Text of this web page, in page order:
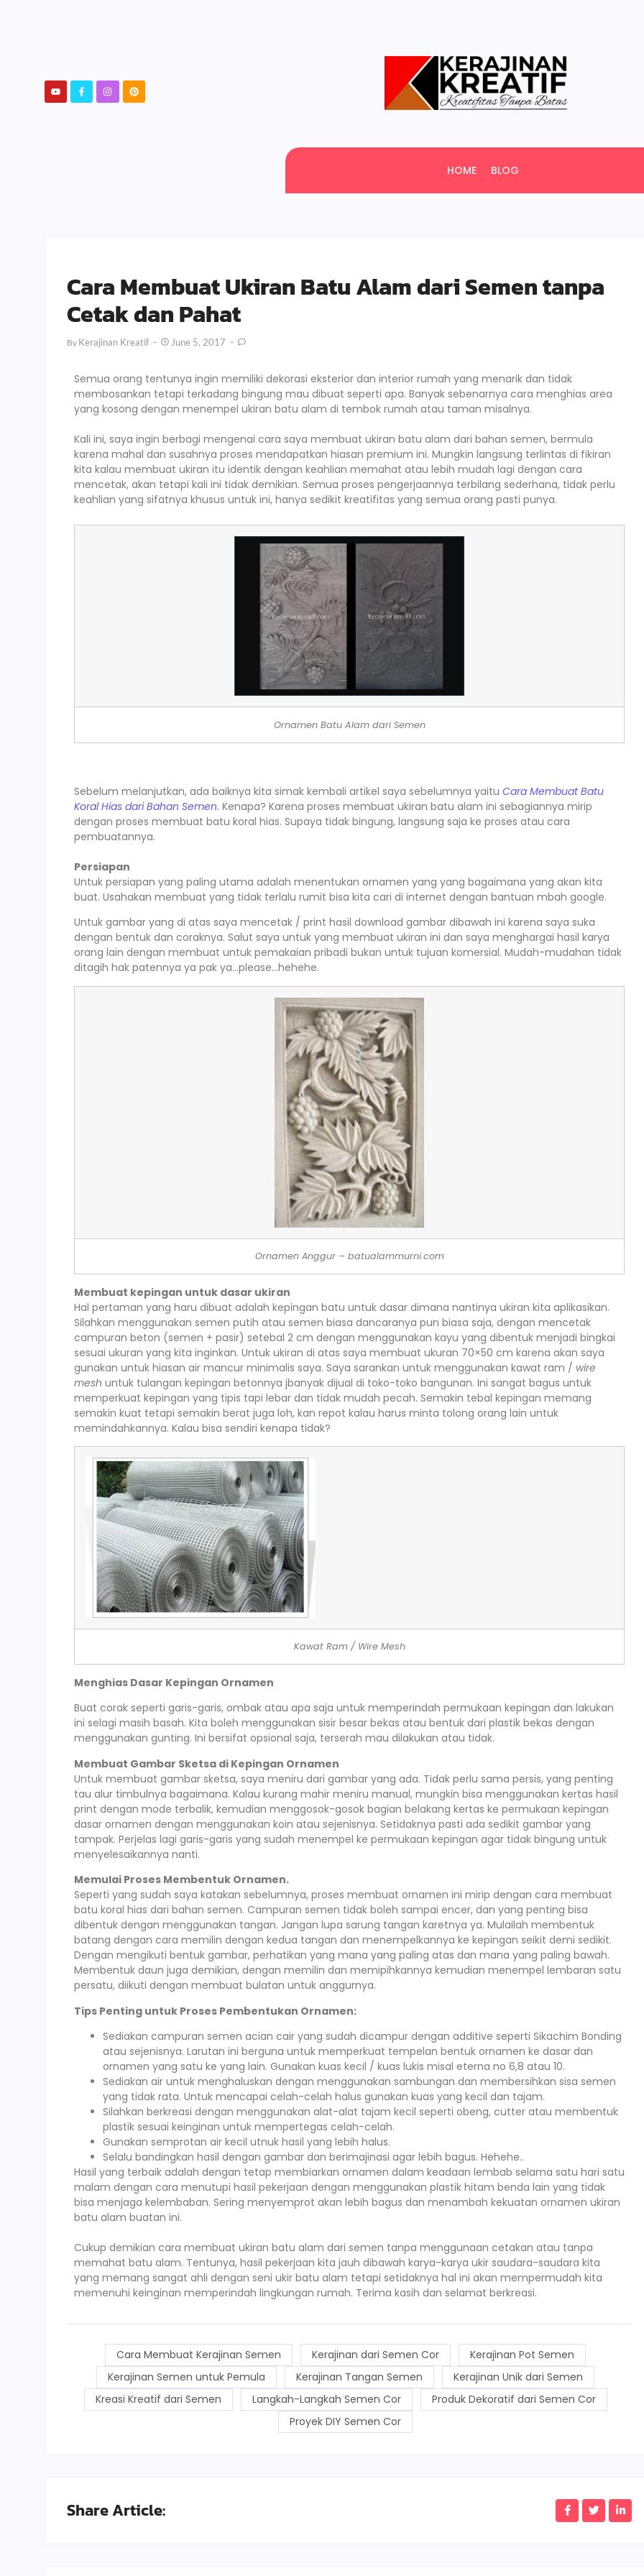
HOME BLOG
Cara Membuat Ukiran Batu Alam dari Semen tanpa
Cetak dan Pahat
By Kerajinan Kreatif June 5, 2017
Semua orang tentunya ingin memiliki dekorasi eksterior dan interior rumah yang menarik dan tidak
membosankan tetapi terkadang bingung mau dibuat seperti apa. Banyak sebenarnya cara menghias area
yang kosong dengan menempel ukiran batu alam di tembok rumah atau taman misalnya.
Kali ini, saya ingin berbagi mengenai cara saya membuat ukiran batu alam dari bahan semen, bermula
karena mahal dan susahnya proses mendapatkan hiasan premium ini. Mungkin langsung terlintas di fikiran
kita kalau membuat ukiran itu identik dengan keahlian memahat atau lebih mudah lagi dengan cara
mencetak, akan tetapi kali ini tidak demikian. Semua proses pengerjaannya terbilang sederhana, tidak perlu
keahlian yang sifatnya khusus untuk ini, hanya sedikit kreatifitas yang semua orang pasti punya.
Ornamen Batu Alam dari Semen
Sebelum melanjutkan, ada baiknya kita simak kembali artikel saya sebelumnya yaitu Cara Membuat Batu
Koral Hias dari Bahan Semen. Kenapa? Karena proses membuat ukiran batu alam ini sebagiannya mirip
dengan proses membuat batu koral hias. Supaya tidak bingung, langsung saja ke proses atau cara
pembuatannya.
Persiapan
Untuk persiapan yang paling utama adalah menentukan ornamen yang yang bagaimana yang akan kita
buat. Usahakan membuat yang tidak terlalu rumit bisa kita cari di internet dengan bantuan mbah google.
Untuk gambar yang di atas saya mencetak / print hasil download gambar dibawah ini karena saya suka
dengan bentuk dan coraknya. Salut saya untuk yang membuat ukiran ini dan saya menghargai hasil karya
orang lain dengan membuat untuk pemakaian pribadi bukan untuk tujuan komersial. Mudah-mudahan tidak
ditagih hak patennya ya pak ya…please…hehehe.
Ornamen Anggur – batualammurni.com
Membuat kepingan untuk dasar ukiran
Hal pertaman yang haru dibuat adalah kepingan batu untuk dasar dimana nantinya ukiran kita aplikasikan.
Silahkan menggunakan semen putih atau semen biasa dancaranya pun biasa saja, dengan mencetak
campuran beton (semen + pasir) setebal 2 cm dengan menggunakan kayu yang dibentuk menjadi bingkai
sesuai ukuran yang kita inginkan. Untuk ukiran di atas saya membuat ukuran 70×50 cm karena akan saya
gunakan untuk hiasan air mancur minimalis saya. Saya sarankan untuk menggunakan kawat ram / wire
mesh untuk tulangan kepingan betonnya jbanyak dijual di toko-toko bangunan. Ini sangat bagus untuk
memperkuat kepingan yang tipis tapi lebar dan tidak mudah pecah. Semakin tebal kepingan memang
semakin kuat tetapi semakin berat juga loh, kan repot kalau harus minta tolong orang lain untuk
memindahkannya. Kalau bisa sendiri kenapa tidak?
Kawat Ram / Wire Mesh
Menghias Dasar Kepingan Ornamen
Buat corak seperti garis-garis, ombak atau apa saja untuk memperindah permukaan kepingan dan lakukan
ini selagi masih basah. Kita boleh menggunakan sisir besar bekas atau bentuk dari plastik bekas dengan
menggunakan gunting. Ini bersifat opsional saja, terserah mau dilakukan atau tidak.
Membuat Gambar Sketsa di Kepingan Ornamen
Untuk membuat gambar sketsa, saya meniru dari gambar yang ada. Tidak perlu sama persis, yang penting
tau alur timbulnya bagaimana. Kalau kurang mahir meniru manual, mungkin bisa menggunakan kertas hasil
print dengan mode terbalik, kemudian menggosok-gosok bagian belakang kertas ke permukaan kepingan
dasar ornamen dengan menggunakan koin atau sejenisnya. Setidaknya pasti ada sedikit gambar yang
tampak. Perjelas lagi garis-garis yang sudah menempel ke permukaan kepingan agar tidak bingung untuk
menyelesaikannya nanti.
Memulai Proses Membentuk Ornamen.
Seperti yang sudah saya katakan sebelumnya, proses membuat ornamen ini mirip dengan cara membuat
batu koral hias dari bahan semen. Campuran semen tidak boleh sampai encer, dan yang penting bisa
dibentuk dengan menggunakan tangan. Jangan lupa sarung tangan karetnya ya. Mulailah membentuk
batang dengan cara memilin dengan kedua tangan dan menempelkannya ke kepingan seikit demi sedikit.
Dengan mengikuti bentuk gambar, perhatikan yang mana yang paling atas dan mana yang paling bawah.
Membentuk daun juga demikian, dengan memilin dan memipihkannya kemudian menempel lembaran satu
persatu, diikuti dengan membuat bulatan untuk anggurnya.
Tips Penting untuk Proses Pembentukan Ornamen:
Sediakan campuran semen acian cair yang sudah dicampur dengan additive seperti Sikachim Bonding
atau sejenisnya. Larutan ini berguna untuk memperkuat tempelan bentuk ornamen ke dasar dan
ornamen yang satu ke yang lain. Gunakan kuas kecil / kuas lukis misal eterna no 6,8 atau 10.
Sediakan air untuk menghaluskan dengan menggunakan sambungan dan membersihkan sisa semen
yang tidak rata. Untuk mencapai celah-celah halus gunakan kuas yang kecil dan tajam.
Silahkan berkreasi dengan menggunakan alat-alat tajam kecil seperti obeng, cutter atau membentuk
plastik sesuai keinginan untuk mempertegas celah-celah.
Gunakan semprotan air kecil utnuk hasil yang lebih halus.
Selalu bandingkan hasil dengan gambar dan berimajinasi agar lebih bagus. Hehehe..
Hasil yang terbaik adalah dengan tetap membiarkan ornamen dalam keadaan lembab selama satu hari satu
malam dengan cara menutupi hasil pekerjaan dengan menggunakan plastik hitam benda lain yang tidak
bisa menjaga kelembaban. Sering menyemprot akan lebih bagus dan menambah kekuatan ornamen ukiran
batu alam buatan ini.
Cukup demikian cara membuat ukiran batu alam dari semen tanpa menggunaan cetakan atau tanpa
memahat batu alam. Tentunya, hasil pekerjaan kita jauh dibawah karya-karya ukir saudara-saudara kita
yang memang sangat ahli dengan seni ukir batu alam tetapi setidaknya hal ini akan mempermudah kita
memenuhi keinginan memperindah lingkungan rumah. Terima kasih dan selamat berkreasi.
Cara Membuat Kerajinan Semen Kerajinan dari Semen Cor
Kerajinan Pot Semen
Kerajinan Semen untuk Pemula
Kerajinan Tangan Semen
Kerajinan Unik dari Semen
Kreasi Kreatif dari Semen
Langkah-Langkah Semen Cor
Produk Dekoratif dari Semen Cor
Proyek DIY Semen Cor
Share Article: